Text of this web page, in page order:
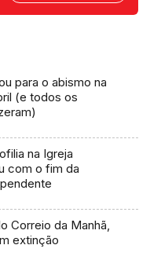
para o abismo na
(e todos os
na Igreja
com o fim da
Correio da Manhã,
extinção